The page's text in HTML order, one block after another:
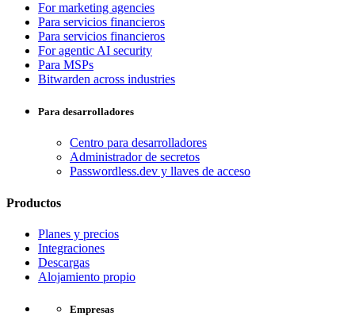
For marketing agencies
Para servicios financieros
Para servicios financieros
For agentic AI security
Para MSPs
Bitwarden across industries
Para desarrolladores
Centro para desarrolladores
Administrador de secretos
Passwordless.dev y llaves de acceso
Productos
Planes y precios
Integraciones
Descargas
Alojamiento propio
Empresas